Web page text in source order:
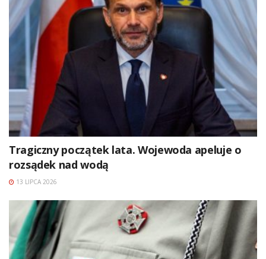
Tragiczny początek lata. Wojewoda apeluje o
rozsądek nad wodą
13 LIPCA 2026